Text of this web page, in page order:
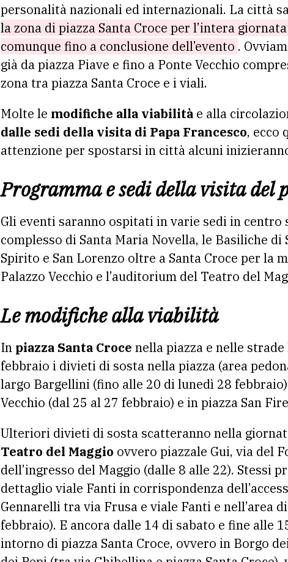
personalità nazionali ed internazionali. La città
la zona di piazza Santa Croce per l’intera
comunque fino a conclusione dell’evento .
già da piazza Piave e fino a Ponte Vecchio
zona tra piazza Santa Croce e i viali.
Molte le modifiche alla viabilità e alla
dalle sedi della visita di Papa Francesco, ecco
attenzione per spostarsi in città alcuni
Programma e sedi della visita del
Gli eventi saranno ospitati in varie sedi in centro
complesso di Santa Maria Novella, le Basiliche di
Spirito e San Lorenzo oltre a Santa Croce per la
Palazzo Vecchio e l’auditorium del Teatro del
Le modifiche alla viabilità
In piazza Santa Croce nella piazza e nelle
febbraio i divieti di sosta nella piazza (area
largo Bargellini (fino alle 20 di lunedì 28
Vecchio (dal 25 al 27 febbraio) e in piazza San
Ulteriori divieti di sosta scatteranno nella
Teatro del Maggio ovvero piazzale Gui, via del
dell’ingresso del Maggio (dalle 8 alle 22). Stessi
dettaglio viale Fanti in corrispondenza
Gennarelli tra via Frusa e viale Fanti e nell’area
febbraio). E ancora dalle 14 di sabato e fine alle
intorno di piazza Santa Croce, ovvero in Borgo